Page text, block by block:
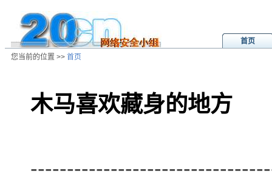
首页
您当前的位置 >> 首页
木马喜欢藏身的地方